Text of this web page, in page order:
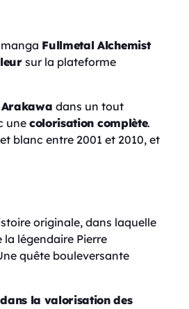
Fullmetal Alchemist
sur la plateforme
dans un tout
une colorisation complète.
blanc entre 2001 et 2010, et
originale, dans laquelle
légendaire Pierre
quête bouleversante
la valorisation des